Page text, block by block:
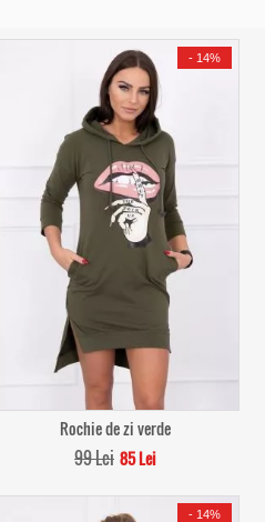
- 14%
Rochie de zi verde
99 Lei 85 Lei
- 14%